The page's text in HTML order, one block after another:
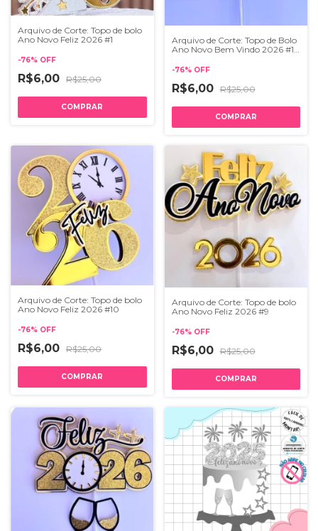
Arquivo de Corte: Topo de bolo
Ano Novo Feliz 2026 #1
-76% OFF
R$6,00 R$25,00
Arquivo de Corte: Topo de Bolo
Ano Novo Bem Vindo 2026 #17
-76% OFF
R$6,00 R$25,00
Arquivo de Corte: Topo de bolo
Ano Novo Feliz 2026 #10
-76% OFF
R$6,00 R$25,00
Arquivo de Corte: Topo de bolo
Ano Novo Feliz 2026 #9
-76% OFF
R$6,00 R$25,00